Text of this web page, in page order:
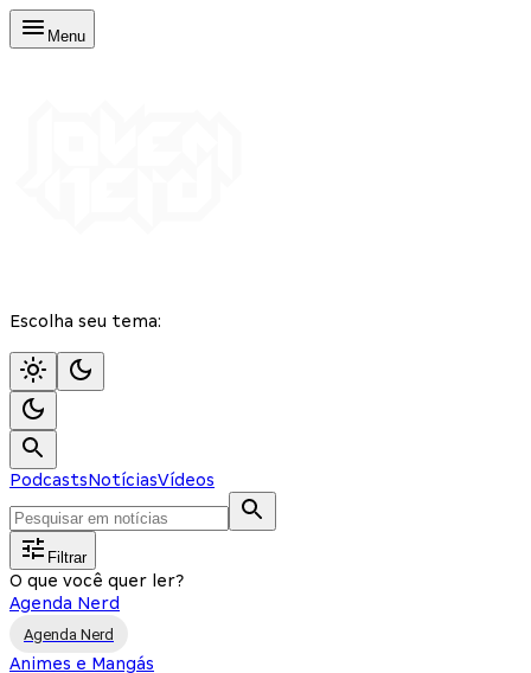
Menu
Escolha seu tema:
PodcastsNotíciasVídeos
Filtrar
O que você quer ler?
Agenda Nerd
Agenda Nerd
Animes e Mangás